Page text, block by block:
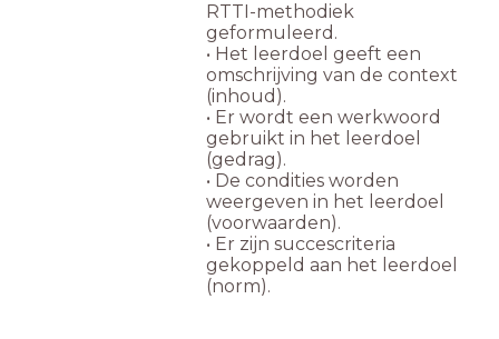
RTTI-methodiek
geformuleerd.
• Het leerdoel geeft een
omschrijving van de context
(inhoud).
• Er wordt een werkwoord
gebruikt in het leerdoel
(gedrag).
• De condities worden
weergeven in het leerdoel
(voorwaarden).
• Er zijn succescriteria
gekoppeld aan het leerdoel
(norm).